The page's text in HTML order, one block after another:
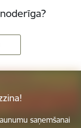
saņemšanai